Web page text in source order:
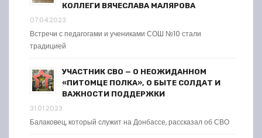
КОЛЛЕГИ ВЯЧЕСЛАВА МАЛЯРОВА
07.04.2023
Встречи с педагогами и учениками СОШ №10 стали
традицией
УЧАСТНИК СВО — О НЕОЖИДАННОМ
«ПИТОМЦЕ ПОЛКА», О БЫТЕ СОЛДАТ И
ВАЖНОСТИ ПОДДЕРЖКИ
31.01.2023
Балаковец, который служит на Донбассе, рассказал об СВО